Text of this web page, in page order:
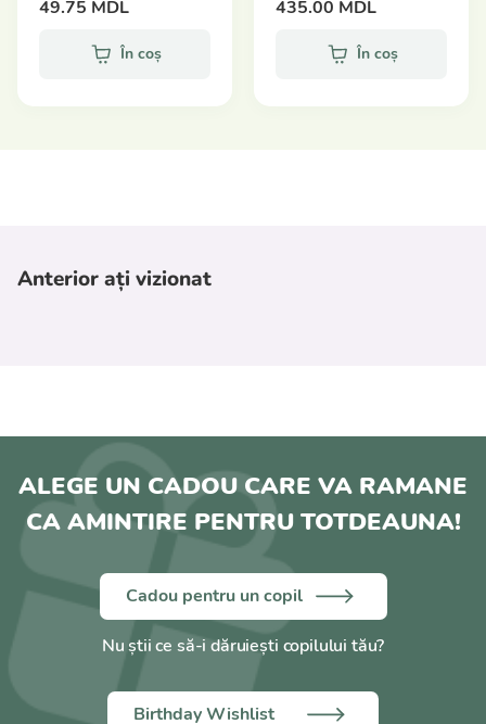
49.75 MDL
În coș
435.00 MDL
În coș
Anterior ați vizionat
ALEGE UN CADOU CARE VA RAMANE
CA AMINTIRE PENTRU TOTDEAUNA!
Cadou pentru un copil
Nu știi ce să-i dăruiești copilului tău?
Birthday Wishlist